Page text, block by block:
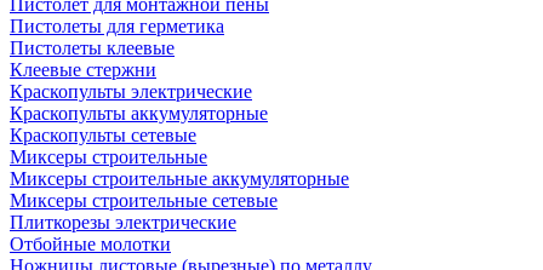
Пистолет для монтажной пены
Пистолеты для герметика
Пистолеты клеевые
Клеевые стержни
Краскопульты электрические
Краскопульты аккумуляторные
Краскопульты сетевые
Миксеры строительные
Миксеры строительные аккумуляторные
Миксеры строительные сетевые
Плиткорезы электрические
Отбойные молотки
Ножницы листовые (вырезные) по металлу